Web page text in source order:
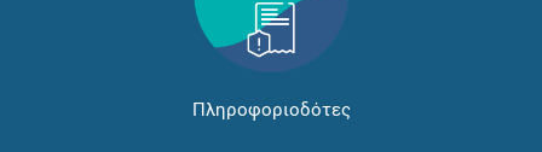
Πληροφοριοδότες